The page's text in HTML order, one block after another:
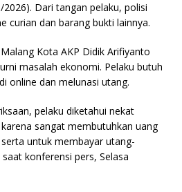
Dari tangan pelaku, polisi
curian dan barang bukti lainnya.
Kota AKP Didik Arifiyanto
masalah ekonomi. Pelaku butuh
online dan melunasi utang.
pelaku diketahui nekat
sangat membutuhkan uang
untuk membayar utang-
konferensi pers, Selasa